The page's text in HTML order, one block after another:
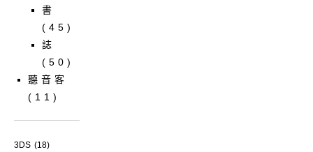
書
(45)
誌
(50)
聽音客
(11)
3DS (18)